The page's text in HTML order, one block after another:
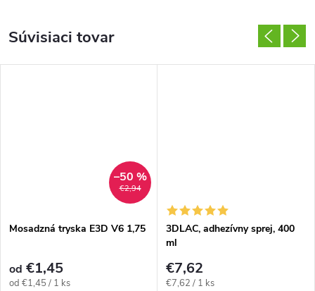
Súvisiaci tovar
€2,94
–50 %
Mosadzná tryska E3D V6 1,75
od €1,45
Jednotková
od €1,45 / 1 ks
3DLAC, adhezívny sprej, 400
ml
€7,62
Jednotková
€7,62 / 1 ks